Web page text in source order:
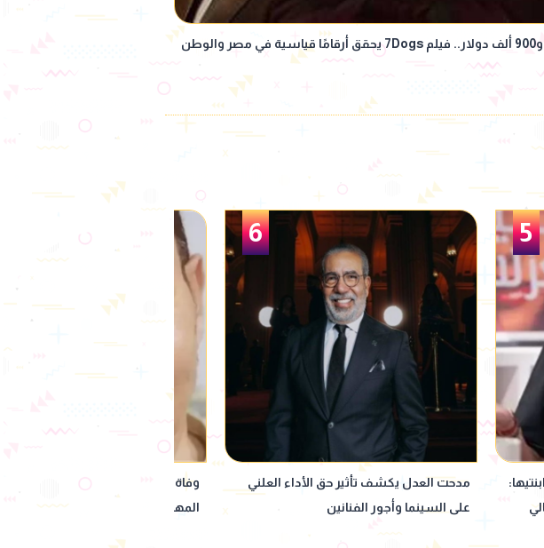
مليون و900 ألف دولار.. فيلم 7Dogs يحقق أرقامًا قياسية في مصر والوطن
6
1
وفاة مدير التصوير هاني مصطفى.. نقابة
المهن السينمائية تنعى أحد أبنائها
وفاة والد مصممة الأزياء ندى أكرم..
الجثمان من مسجد الحصري بعد صلاة